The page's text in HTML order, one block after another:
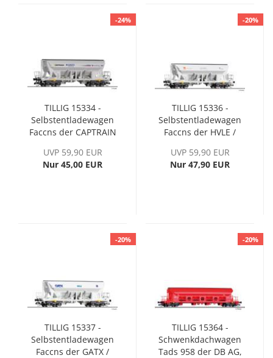
-24%
TILLIG 15334 -
Selbstentladewagen
Faccns der CAPTRAIN
UVP 59,90 EUR
Nur 45,00 EUR
-20%
TILLIG 15336 -
Selbstentladewagen
Faccns der HVLE /
UVP 59,90 EUR
Nur 47,90 EUR
-20%
TILLIG 15337 -
Selbstentladewagen
Faccns der GATX /
-20%
TILLIG 15364 -
Schwenkdachwagen
Tads 958 der DB AG,